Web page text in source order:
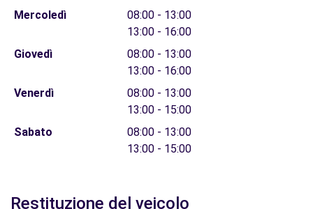
Mercoledì
08:00 - 13:00
13:00 - 16:00
Giovedì
08:00 - 13:00
13:00 - 16:00
Venerdì
08:00 - 13:00
13:00 - 15:00
Sabato
08:00 - 13:00
13:00 - 15:00
Restituzione del veicolo